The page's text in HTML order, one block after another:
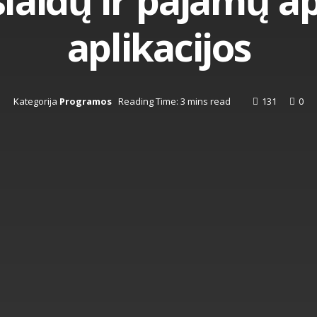
aplikacijos
Kategorija Programos Reading Time: 3 mins read 131 0